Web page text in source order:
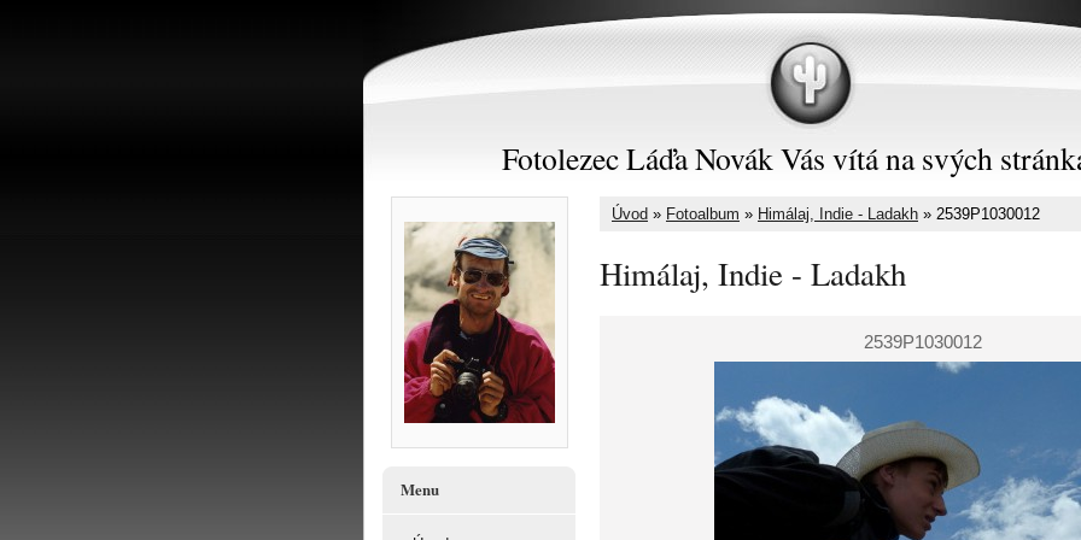
Fotolezec Láďa Novák Vás vítá na svých
Úvod » Fotoalbum » Himálaj, Indie - Ladakh » 2539P1030012
Himálaj, Indie - Ladakh
2539P1030012
Menu